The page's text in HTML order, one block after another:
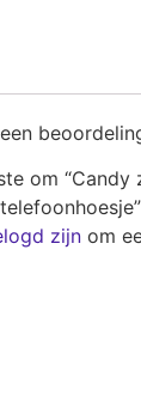
om
zijn om